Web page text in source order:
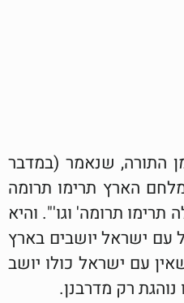
התורה, שנאמר (במדבר
הארץ תרימו תרומה
תרומה' וגו'". והיא
עם ישראל יושבים בארץ
עם ישראל כולו יושב
רק מדרבנן.